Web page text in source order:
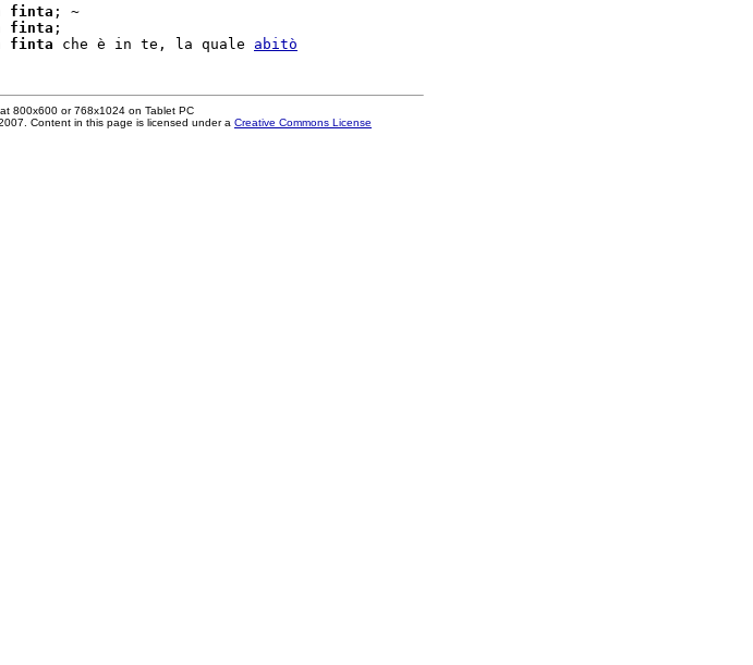
finta ; ~
finta ;
finta che è in te, la quale abitò
800x600 or 768x1024 on Tablet PC
Content in this page is licensed under a Creative Commons License